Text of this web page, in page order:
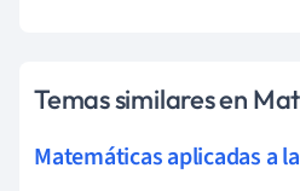
Temas similares en
Matemáticas aplicadas a